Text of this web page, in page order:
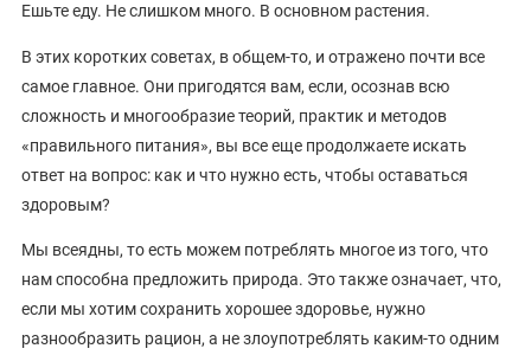
Ешьте еду. Не слишком много. В основном растения.
В этих коротких советах, в общем-то, и отражено почти все
самое главное. Они пригодятся вам, если, осознав всю
сложность и многообразие теорий, практик и методов
«правильного питания», вы все еще продолжаете искать
ответ на вопрос: как и что нужно есть, чтобы оставаться
здоровым?
Мы всеядны, то есть можем потреблять многое из того, что
нам способна предложить природа. Это также означает, что,
если мы хотим сохранить хорошее здоровье, нужно
разнообразить рацион, а не злоупотреблять каким-то одним